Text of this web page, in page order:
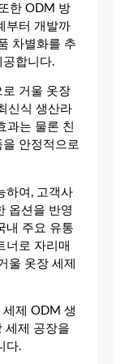
한 ODM 방
부터 개발까
차별화를 추
합니다.
로 거울 옷장
신식 생산라
과는 물론 친
안정적으로
하여, 고객사
옵션을 반영
내 주요 유통
너로 자리매
울 옷장 세제
세제 ODM 생
세제 공장을
다.